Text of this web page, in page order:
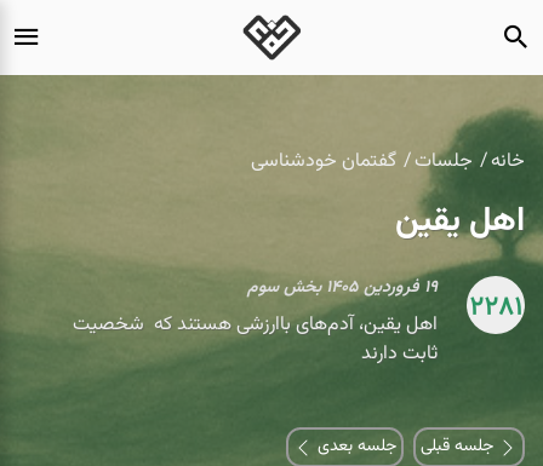
خانه جلسات گفتمان خودشناسی
اهل یقین
2281
۱۹ فروردین ۱۴۰۵ بخش سوم
اهل یقین، آدم‌های باارزشی هستند که شخصیت
ثابت دارند
جلسه قبلی جلسه بعدی